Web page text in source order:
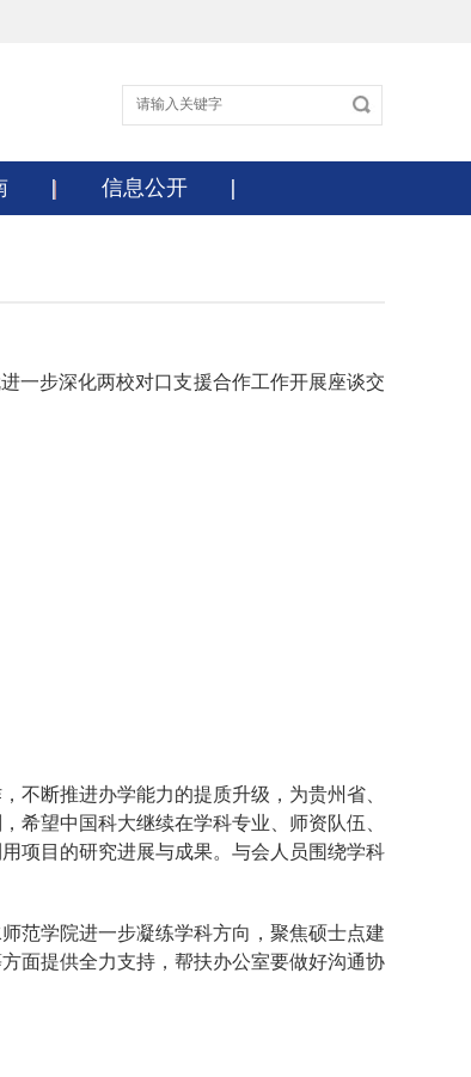
信息公开
一步深化两校对口支援合作工作开展座谈交
不断推进办学能力的提质升级，为贵州省、
希望中国科大继续在学科专业、师资队伍、
项目的研究进展与成果。与会人员围绕学科
范学院进一步凝练学科方向，聚焦硕士点建
面提供全力支持，帮扶办公室要做好沟通协